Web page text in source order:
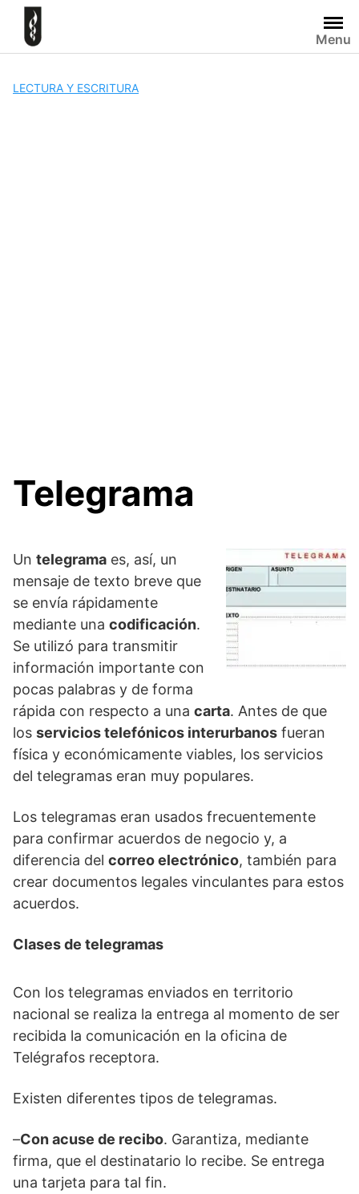
Skip
content
Menu
LECTURA Y ESCRITURA
Telegrama
Un telegrama es, así, un
mensaje de texto breve que
se envía rápidamente
mediante una codificación.
Se utilizó para transmitir
información importante con
pocas palabras y de forma
rápida con respecto a una carta. Antes de que
los servicios telefónicos interurbanos fueran
física y económicamente viables, los servicios
del telegramas eran muy populares.
Los telegramas eran usados frecuentemente
para confirmar acuerdos de negocio y, a
diferencia del correo electrónico, también para
crear documentos legales vinculantes para estos
acuerdos.
Clases de telegramas
Con los telegramas enviados en territorio
nacional se realiza la entrega al momento de ser
recibida la comunicación en la oficina de
Telégrafos receptora.
Existen diferentes tipos de telegramas.
–Con acuse de recibo. Garantiza, mediante
firma, que el destinatario lo recibe. Se entrega
una tarjeta para tal fin.